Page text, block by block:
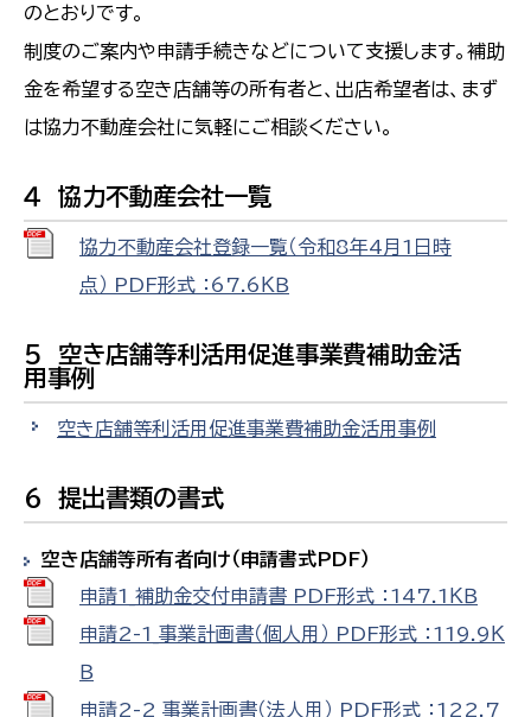
のとおりです。
制度のご案内や申請手続きなどについて支援します。補助
金を希望する空き店舗等の所有者と、出店希望者は、まず
は協力不動産会社に気軽にご相談ください。
４ 協力不動産会社一覧
協力不動産会社登録一覧（令和8年4月1日時
点） PDF形式 ：67.6ＫＢ
５ 空き店舗等利活用促進事業費補助金活
用事例
空き店舗等利活用促進事業費補助金活用事例
６ 提出書類の書式
空き店舗等所有者向け（申請書式PDF）
申請1_補助金交付申請書 PDF形式 ：147.1ＫＢ
申請2-1_事業計画書（個人用） PDF形式 ：119.9Ｋ
Ｂ
申請2-2_事業計画書（法人用） PDF形式 ：122.7